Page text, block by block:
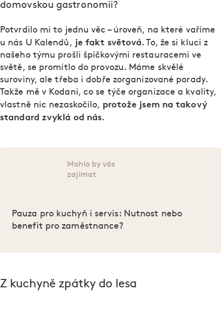
domovskou gastronomii?
Potvrdilo mi to jednu věc – úroveň, na které vaříme
u nás U Kalendů, je fakt světová. To, že si kluci z
našeho týmu prošli špičkovými restauracemi ve
světě, se promítlo do provozu. Máme skvělé
suroviny, ale třeba i dobře zorganizované porady.
Takže mě v Kodani, co se týče organizace a kvality,
vlastně nic nezaskočilo, protože jsem na takový
standard zvyklá od nás.
Mohlo by vás
zajímat
Pauza pro kuchyň i servis: Nutnost nebo
benefit pro zaměstnance?
Z kuchyně zpátky do lesa